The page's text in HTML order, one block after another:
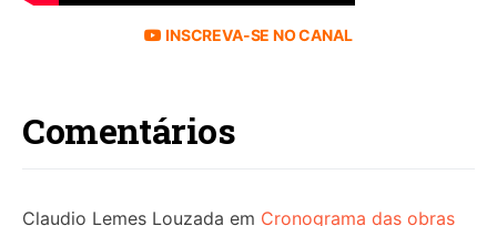
INSCREVA-SE NO CANAL
Comentários
Claudio Lemes Louzada em Cronograma das obras